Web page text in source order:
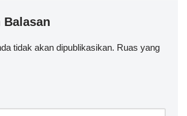
Balasan
tidak akan dipublikasikan. Ruas yang